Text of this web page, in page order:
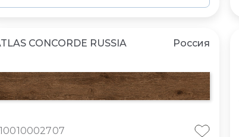
CONCORDE RUSSIA Россия